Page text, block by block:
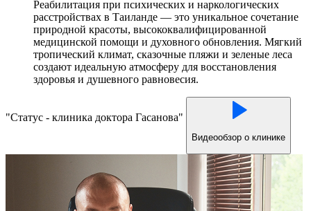
Реабилитация при психических и наркологических
расстройствах в Таиланде — это уникальное сочетание
природной красоты, высококвалифицированной
медицинской помощи и духовного обновления. Мягкий
тропический климат, сказочные пляжи и зеленые леса
создают идеальную атмосферу для восстановления
здоровья и душевного равновесия.
Статус - клиника доктора Гасанова
Видеообзор о клинике